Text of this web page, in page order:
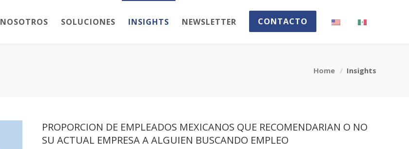
NOSOTROS SOLUCIONES INSIGHTS NEWSLETTER CONTACTO
Home Insights
PROPORCION DE EMPLEADOS MEXICANOS QUE RECOMENDARIAN O NO
SU ACTUAL EMPRESA A ALGUIEN BUSCANDO EMPLEO